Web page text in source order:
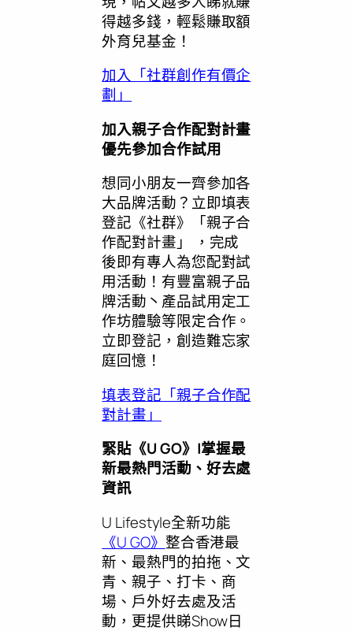
得越多錢，輕鬆賺取額
外育兒基金！
加入「社群創作有價企
劃」
加入親子合作配對計畫
優先參加合作試用
想同小朋友一齊參加各
大品牌活動？立即填表
登記《社群》「親子合
作配對計畫」 ，完成
後即有專人為您配對試
用活動！有豐富親子品
牌活動丶產品試用定工
作坊體驗等限定合作。
立即登記，創造難忘家
庭回憶！
填表登記「親子合作配
對計畫」
緊貼《U GO》|掌握最
新最熱門活動、好去處
資訊
U Lifestyle全新功能
《U GO》 整合香港最
新、最熱門的拍拖、文
青、親子、打卡、商
場、戶外好去處及活
動，更提供睇Show日